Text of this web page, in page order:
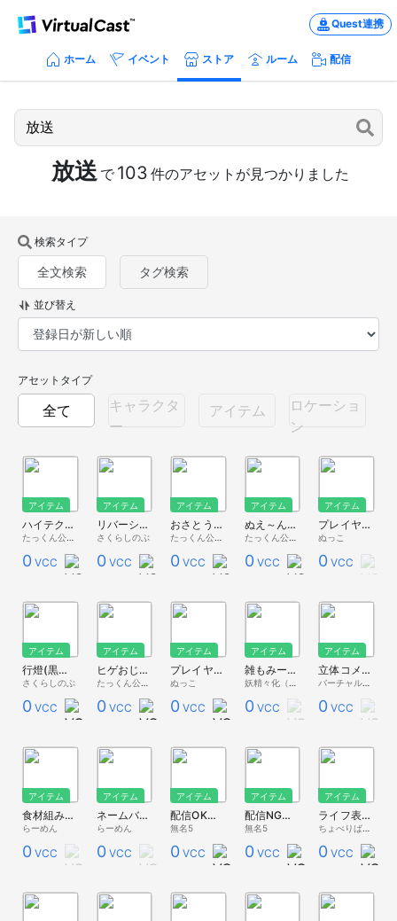
Quest連携
ホーム イベント ストア ルーム 配信
放送 で 103 件のアセットが見つかりました
検索タイプ
全文検索 タグ検索
並び替え
アセットタイプ
全て
キャラクタ
ー
アイテム
ロケーショ
ン
アイテム
ハイテクきゅうり
0 VCC
アイテム
リバーシブル式サインライト(ON AIR/OFF AIR)
さくらしのぶ
0 VCC
アイテム
おさとうさん人形
0 VCC
アイテム
ぬえ～ん人形
たっくん公開用
0 VCC
アイテム
プレイヤー放送用ボード
ぬっこ
0 VCC
アイテム
行燈(黒百合)
さくらしのぶ
0 VCC
アイテム
ヒゲおじ人形
たっくん公開用
0 VCC
アイテム
プレイヤー位置表示窓
ぬっこ
0 VCC
アイテム
雑もみーちゃん人形
0 VCC
アイテム
立体コメント落下 VCI（わんコメ対応）
0 VCC
アイテム
食材組み合わせ鑑定士
らーめん
0 VCC
アイテム
ネームバトラー
らーめん
0 VCC
アイテム
配信OKボードっぽいもの
無名5
0 VCC
アイテム
配信NGボードっぽいもの
無名5
0 VCC
アイテム
ライフ表示（ハート型）
0 VCC